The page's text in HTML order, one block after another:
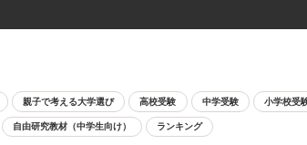
親子で考える大学選び 高校受験 中学受験 小学校受
自由研究教材（中学生向け） ランキング